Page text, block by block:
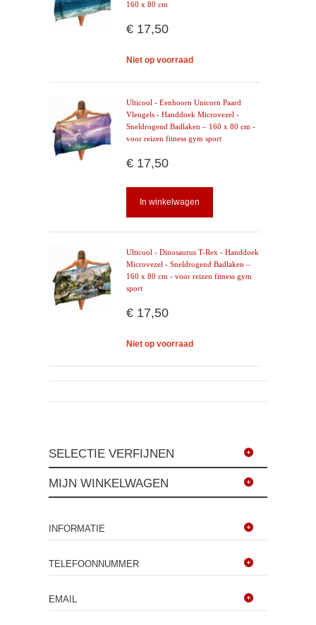
160 x 80 cm
€ 17,50
Niet op voorraad
Ulticool - Eenhoorn Unicorn Paard
Vleugels - Handdoek Microvezel -
Sneldrogend Badlaken – 160 x 80 cm -
voor reizen fitness gym sport
€ 17,50
In winkelwagen
Ulticool - Dinosaurus T-Rex - Handdoek
Microvezel - Sneldrogend Badlaken –
160 x 80 cm - voor reizen fitness gym
sport
€ 17,50
Niet op voorraad
SELECTIE VERFIJNEN
MIJN WINKELWAGEN
INFORMATIE
TELEFOONNUMMER
EMAIL